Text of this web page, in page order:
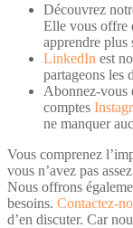
Découvrez
Elle vous offre
apprendre plus
LinkedIn est
partageons les
Abonnez-vous
comptes
ne manquer
Vous comprenez
vous n’avez pas
Nous offrons
besoins. Contactez-
d’en discuter. Car